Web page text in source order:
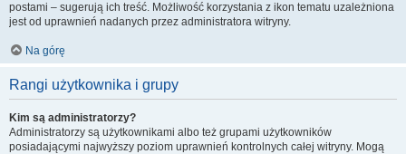
postami – sugerują ich treść. Możliwość korzystania z ikon tematu uzależniona
jest od uprawnień nadanych przez administratora witryny.
Na górę
Rangi użytkownika i grupy
Kim są administratorzy?
Administratorzy są użytkownikami albo też grupami użytkowników
posiadającymi najwyższy poziom uprawnień kontrolnych całej witryny. Mogą